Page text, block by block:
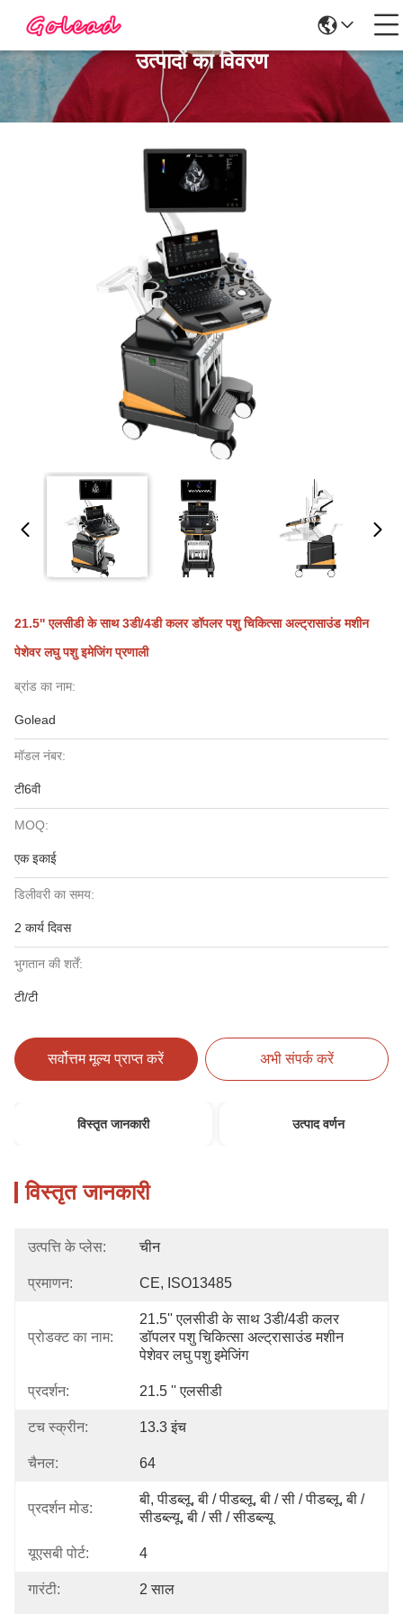
उत्पादों का विवरण
21.5'' एलसीडी के साथ 3डी/4डी कलर डॉपलर पशु चिकित्सा अल्ट्रासाउंड मशीन
पेशेवर लघु पशु इमेजिंग प्रणाली
ब्रांड का नाम:
Golead
मॉडल नंबर:
टी6वी
MOQ:
एक इकाई
डिलीवरी का समय:
2 कार्य दिवस
भुगतान की शर्तें:
टी/टी
सर्वोत्तम मूल्य प्राप्त करें अभी संपर्क करें
विस्तृत जानकारी उत्पाद वर्णन
विस्तृत जानकारी
उत्पत्ति के प्लेस: चीन
प्रमाणन: CE, ISO13485
प्रोडक्ट का नाम:
21.5'' एलसीडी के साथ 3डी/4डी कलर
डॉपलर पशु चिकित्सा अल्ट्रासाउंड मशीन
पेशेवर लघु पशु इमेजिंग
प्रदर्शन: 21.5 '' एलसीडी
टच स्क्रीन: 13.3 इंच
चैनल: 64
प्रदर्शन मोड:
बी, पीडब्लू, बी / पीडब्लू, बी / सी / पीडब्लू, बी /
सीडब्ल्यू, बी / सी / सीडब्ल्यू
यूएसबी पोर्ट: 4
गारंटी: 2 साल